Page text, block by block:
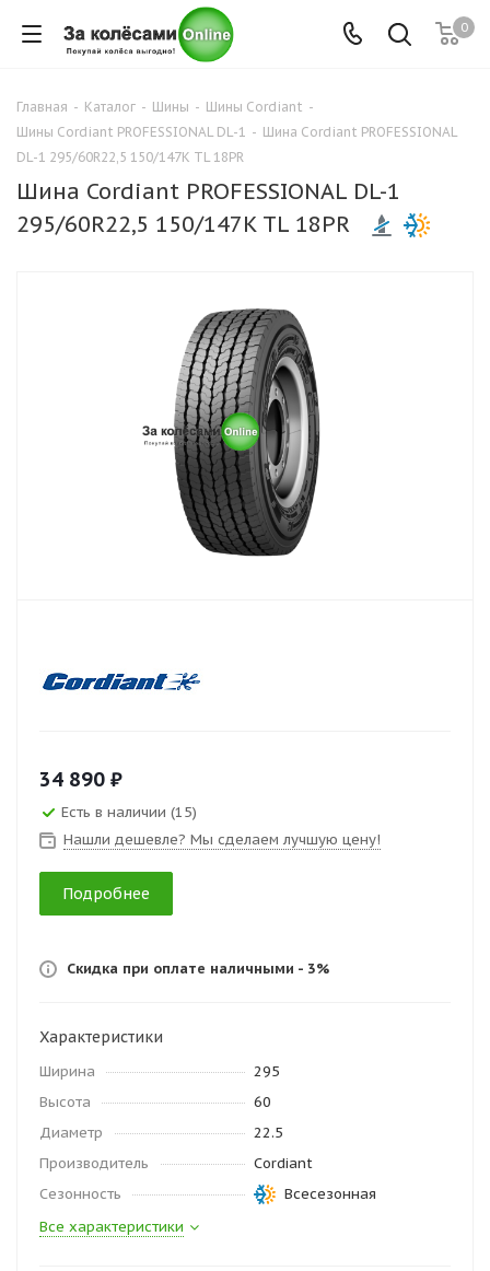
0
Главная - Каталог - Шины - Шины Cordiant -
Шины Cordiant PROFESSIONAL DL-1 - Шина Cordiant PROFESSIONAL
DL-1 295/60R22,5 150/147K TL 18PR
Шина Cordiant PROFESSIONAL DL-1
295/60R22,5 150/147K TL 18PR
34 890 ₽
Есть в наличии (15)
Нашли дешевле? Мы сделаем лучшую цену!
Подробнее
Скидка при оплате наличными - 3%
Характеристики
Ширина
295
Высота
60
Диаметр
22.5
Производитель
Cordiant
Сезонность
Всесезонная
Все характеристики